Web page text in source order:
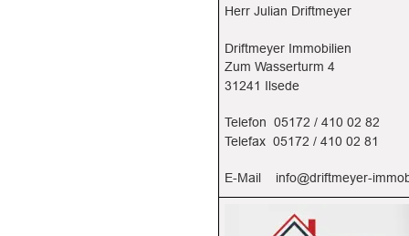
Herr Julian Driftmeyer
Driftmeyer Immobilien
Zum Wasserturm 4
31241 Ilsede
Telefon  05172 / 410 02 82
Telefax  05172 / 410 02 81
E-Mail info@driftmeyer-